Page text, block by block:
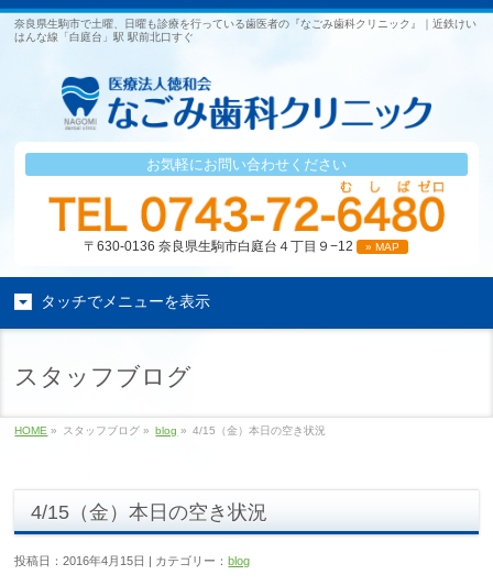
奈良県生駒市で土曜、日曜も診療を行っている歯医者の『なごみ歯科クリニック』｜近鉄けい
はんな線「白庭台」駅 駅前北口すぐ
お気軽にお問い合わせください
〒630-0136 奈良県生駒市白庭台４丁目９−12 » MAP
タッチでメニューを表示
スタッフブログ
HOME » スタッフブログ » blog » 4/15（金）本日の空き状況
4/15（金）本日の空き状況
投稿日：2016年4月15日 | カテゴリー：blog